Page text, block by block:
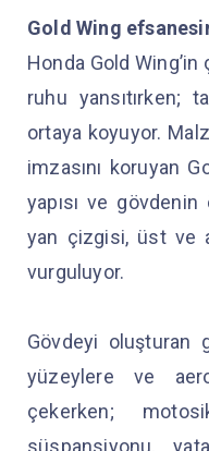
Gold Wing
Honda Gold
ruhu yansıtırken;
ortaya koyuyor.
imzasını koruyan
yapısı ve
yan çizgisi, üst ve
vurguluyor.
Gövdeyi oluşturan
yüzeylere ve
çekerken;
süspansiyonu,